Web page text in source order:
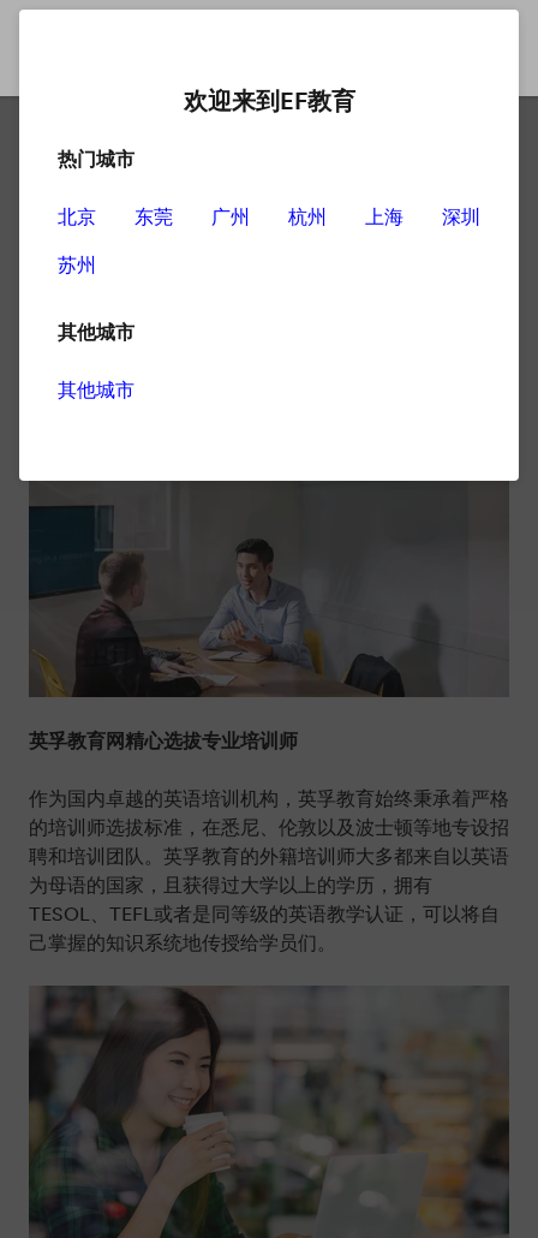
英孚教育网教学情况如何？
训机构，融合了在线学习和真人授课，这样系统的学习模
们就来了解一下英孚教育的教学情况：
英孚教育网精心选拔专业培训师
作为国内卓越的英语培训机构，英孚教育始终秉承着严格
的培训师选拔标准，在悉尼、伦敦以及波士顿等地专设招
聘和培训团队。英孚教育的外籍培训师大多都来自以英语
为母语的国家，且获得过大学以上的学历，拥有
TESOL、TEFL或者是同等级的英语教学认证，可以将自
己掌握的知识系统地传授给学员们。
欢迎来到EF教育
热门城市
北京 东莞 广州 杭州 上海
深圳
苏州
其他城市
其他城市